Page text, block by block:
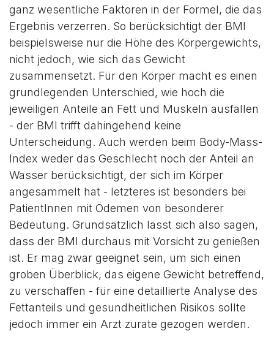
ganz wesentliche Faktoren in der Formel, die das
Ergebnis verzerren. So berücksichtigt der BMI
beispielsweise nur die Höhe des Körpergewichts,
nicht jedoch, wie sich das Gewicht
zusammensetzt. Für den Körper macht es einen
grundlegenden Unterschied, wie hoch die
jeweiligen Anteile an Fett und Muskeln ausfallen
- der BMI trifft dahingehend keine
Unterscheidung. Auch werden beim Body-Mass-
Index weder das Geschlecht noch der Anteil an
Wasser berücksichtigt, der sich im Körper
angesammelt hat - letzteres ist besonders bei
PatientInnen mit Ödemen von besonderer
Bedeutung. Grundsätzlich lässt sich also sagen,
dass der BMI durchaus mit Vorsicht zu genießen
ist. Er mag zwar geeignet sein, um sich einen
groben Überblick, das eigene Gewicht betreffend,
zu verschaffen - für eine detaillierte Analyse des
Fettanteils und gesundheitlichen Risikos sollte
jedoch immer ein Arzt zurate gezogen werden.